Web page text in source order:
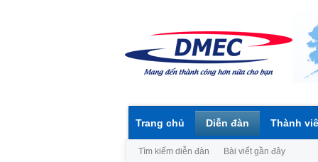
Trang chủ Diễn đàn
Tìm kiếm diễn đàn Bài viết gần đây
Thành